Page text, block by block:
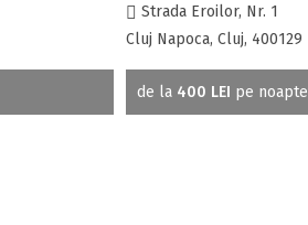
Strada Eroilor, Nr. 1
Cluj Napoca, Cluj, 400129
de la 400 LEI pe noapte